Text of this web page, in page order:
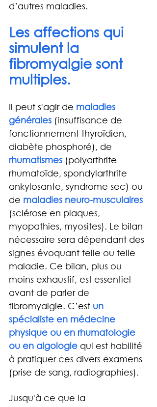
d’autres maladies.
Les affections qui
simulent la
fibromyalgie sont
multiples.
Il peut s'agir de maladies
générales (insuffisance de
fonctionnement thyroïdien,
diabète phosphoré), de
rhumatismes (polyarthrite
rhumatoïde, spondylarthrite
ankylosante, syndrome sec) ou
de maladies neuro-musculaires
(sclérose en plaques,
myopathies, myosites). Le bilan
nécessaire sera dépendant des
signes évoquant telle ou telle
maladie. Ce bilan, plus ou
moins exhaustif, est essentiel
avant de parler de
fibromyalgie. C’est un
spécialiste en médecine
physique ou en rhumatologie
ou en algologie qui est habilité
à pratiquer ces divers examens
(prise de sang, radiographies).
Jusqu'à ce que la